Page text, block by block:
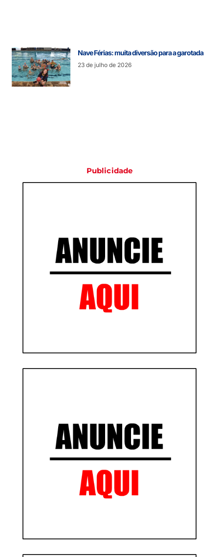
Nave Férias: muita diversão para a garotada
23 de julho de 2026
Publicidade